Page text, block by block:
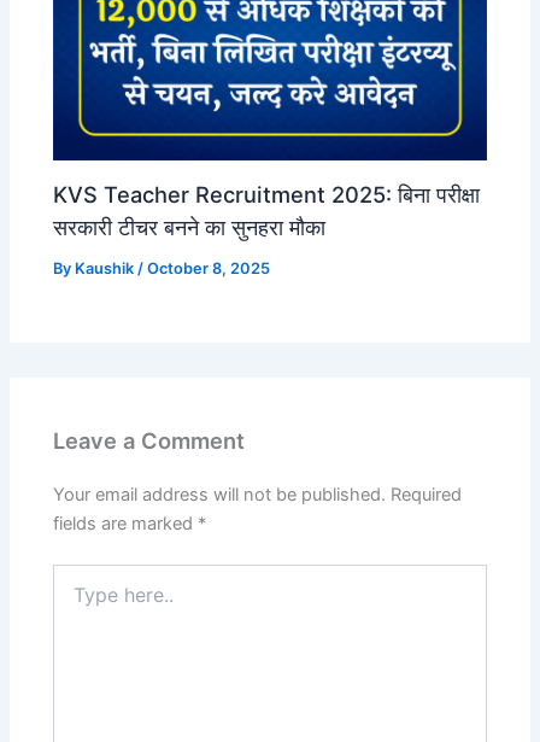
KVS Teacher Recruitment 2025: बिना परीक्षा
सरकारी टीचर बनने का सुनहरा मौका
By Kaushik /October 8, 2025
Leave a Comment
Your email address will not be published. Required
fields are marked *
here..